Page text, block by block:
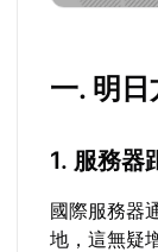
一. 明
1. 服務器
國際服務器
地，這無疑